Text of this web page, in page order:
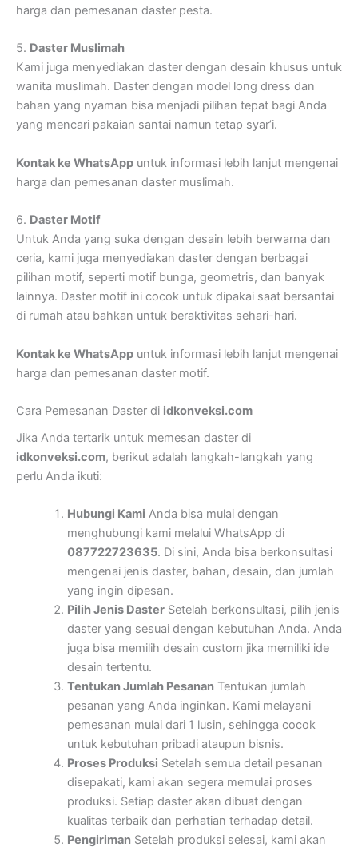
harga dan pemesanan daster pesta.
5. Daster Muslimah
Kami juga menyediakan daster dengan desain khusus untuk
wanita muslimah. Daster dengan model long dress dan
bahan yang nyaman bisa menjadi pilihan tepat bagi Anda
yang mencari pakaian santai namun tetap syar’i.
Kontak ke WhatsApp untuk informasi lebih lanjut mengenai
harga dan pemesanan daster muslimah.
6. Daster Motif
Untuk Anda yang suka dengan desain lebih berwarna dan
ceria, kami juga menyediakan daster dengan berbagai
pilihan motif, seperti motif bunga, geometris, dan banyak
lainnya. Daster motif ini cocok untuk dipakai saat bersantai
di rumah atau bahkan untuk beraktivitas sehari-hari.
Kontak ke WhatsApp untuk informasi lebih lanjut mengenai
harga dan pemesanan daster motif.
Cara Pemesanan Daster di idkonveksi.com
Jika Anda tertarik untuk memesan daster di
idkonveksi.com, berikut adalah langkah-langkah yang
perlu Anda ikuti:
Hubungi Kami Anda bisa mulai dengan
menghubungi kami melalui WhatsApp di
087722723635. Di sini, Anda bisa berkonsultasi
mengenai jenis daster, bahan, desain, dan jumlah
yang ingin dipesan.
Pilih Jenis DasterSetelah berkonsultasi, pilih jenis
daster yang sesuai dengan kebutuhan Anda. Anda
juga bisa memilih desain custom jika memiliki ide
desain tertentu.
Tentukan Jumlah PesananTentukan jumlah
pesanan yang Anda inginkan. Kami melayani
pemesanan mulai dari 1 lusin, sehingga cocok
untuk kebutuhan pribadi ataupun bisnis.
Proses Produksi Setelah semua detail pesanan
disepakati, kami akan segera memulai proses
produksi. Setiap daster akan dibuat dengan
kualitas terbaik dan perhatian terhadap detail.
PengirimanSetelah produksi selesai, kami akan